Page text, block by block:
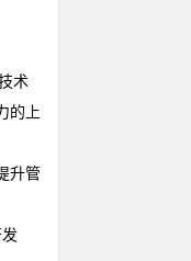
术
的上
升管